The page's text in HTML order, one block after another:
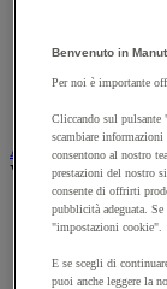
Armadio per
Casse di
Assorbente
Vedi tutte le
Assorbente
Barriera anti-
perdite
Contenitore e
Benvenuto in
Per noi è importante
Cliccando sul pulsante
scambiare
consentono al nostro
prestazioni del nostro
consente di offrirti
pubblicità adeguata.
"impostazioni cookie".
E se scegli di
puoi anche leggere la